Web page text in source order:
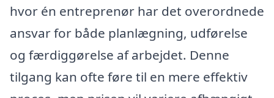
hvor én entreprenør har det overordnede
ansvar for både planlægning, udførelse
og færdiggørelse af arbejdet. Denne
tilgang kan ofte føre til en mere effektiv